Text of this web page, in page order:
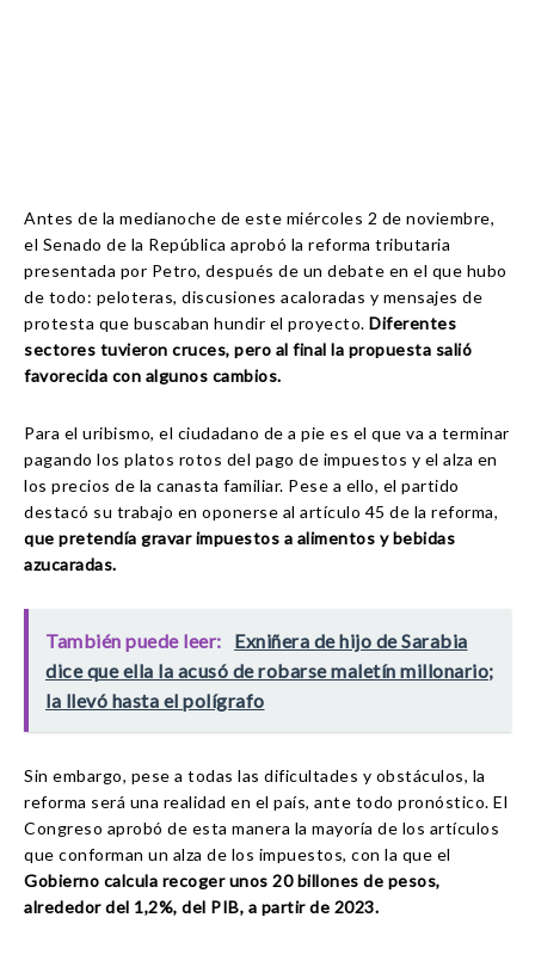
Antes de la medianoche de este miércoles 2 de noviembre,
el Senado de la República aprobó la reforma tributaria
presentada por Petro, después de un debate en el que hubo
de todo: peloteras, discusiones acaloradas y mensajes de
protesta que buscaban hundir el proyecto. Diferentes
sectores tuvieron cruces, pero al final la propuesta salió
favorecida con algunos cambios.
Para el uribismo, el ciudadano de a pie es el que va a terminar
pagando los platos rotos del pago de impuestos y el alza en
los precios de la canasta familiar. Pese a ello, el partido
destacó su trabajo en oponerse al artículo 45 de la reforma,
que pretendía gravar impuestos a alimentos y bebidas
azucaradas.
También puede leer:
Exniñera de hijo de Sarabia
dice que ella la acusó de robarse maletín millonario;
la llevó hasta el polígrafo
Sin embargo, pese a todas las dificultades y obstáculos, la
reforma será una realidad en el país, ante todo pronóstico. El
Congreso aprobó de esta manera la mayoría de los artículos
que conforman un alza de los impuestos, con la que el
Gobierno calcula recoger unos 20 billones de pesos,
alrededor del 1,2%, del PIB, a partir de 2023.